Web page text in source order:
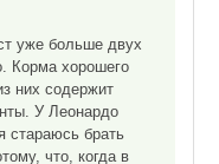
уже больше двух
Корма хорошего
них содержит
У Леонардо
стараюсь брать
что, когда в